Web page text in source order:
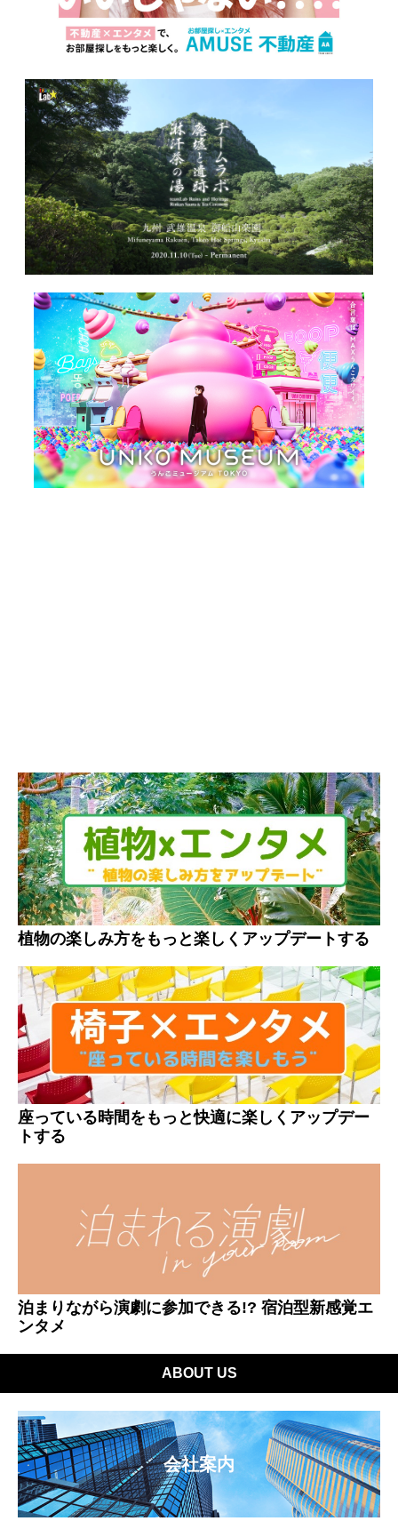
植物の楽しみ方をもっと楽しくアップデートする
座っている時間をもっと快適に楽しくアップデー
トする
泊まりながら演劇に参加できる!? 宿泊型新感覚エ
ンタメ
ABOUT US
会社案内